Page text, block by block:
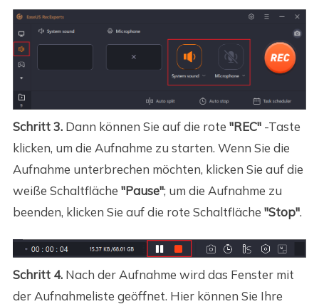
Schritt 3.Dann können Sie auf die rote "REC"-Taste
klicken, um die Aufnahme zu starten. Wenn Sie die
Aufnahme unterbrechen möchten, klicken Sie auf die
weiße Schaltfläche "Pause"; um die Aufnahme zu
beenden, klicken Sie auf die rote Schaltfläche "Stop".
Schritt 4.Nach der Aufnahme wird das Fenster mit
der Aufnahmeliste geöffnet. Hier können Sie Ihre